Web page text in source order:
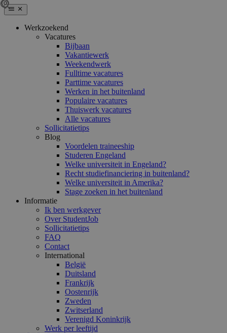
Werkzoekend
Vacatures
Bijbaan
Vakantiewerk
Weekendwerk
Fulltime vacatures
Parttime vacatures
Werken in het buitenland
Populaire vacatures
Thuiswerk vacatures
Alle vacatures
Sollicitatietips
Blog
Voordelen traineeship
Studeren Engeland
Welke universiteit in Engeland?
Recht studiefinanciering in buitenland?
Welke universiteit in Amerika?
Stage zoeken in het buitenland
Informatie
Ik ben werkgever
Over StudentJob
Sollicitatietips
FAQ
Contact
International
België
Duitsland
Frankrijk
Oostenrijk
Zweden
Zwitserland
Verenigd Koninkrijk
Werk per leeftijd